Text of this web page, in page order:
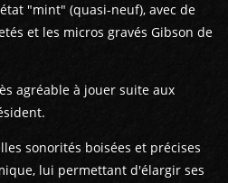
"mint" (quasi-neuf), avec de
et les micros gravés Gibson de
agréable à jouer suite aux
sonorités boisées et précises
lui permettant d'élargir ses